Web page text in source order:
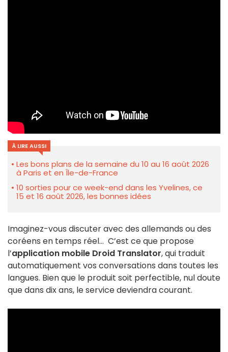
À LIRE AUSSI
Les bons plans de la semaine du 10 au 16 août 2026
à Paris et en Île-de-France
10 sorties pour ce week-end dans les Yvelines, ce
15 et 16 août 2026, les bonnes idées
Imaginez-vous discuter avec des allemands ou des
coréens en temps réel… C’est ce que propose
l’application mobile Droid Translator, qui traduit
automatiquement vos conversations dans toutes les
langues. Bien que le produit soit perfectible, nul doute
que dans dix ans, le service deviendra courant.